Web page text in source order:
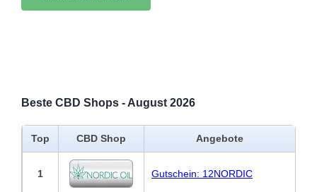
Beste CBD Shops - August 2026
Top CBD Shop Angebote
1 Gutschein: 12NORDIC